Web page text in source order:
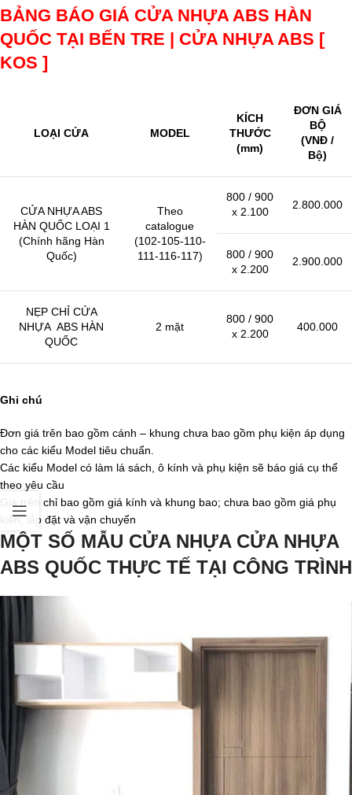
BẢNG BÁO GIÁ CỬA NHỰA ABS HÀN
QUỐC TẠI BẾN TRE | CỬA NHỰA ABS [
KOS ]
LOẠI CỬA MODEL
KÍCH
THƯỚC
(mm)
ĐƠN GIÁ
BỘ
(VNĐ /
Bộ)
CỬA NHỰA ABS
HÀN QUỐC LOẠI 1
(Chính hãng Hàn
Quốc)
Theo
catalogue
(102-105-110-
111-116-117)
800 / 900
x 2.100
2.800.000
800 / 900
x 2.200
2.900.000
NẸP CHỈ CỬA
NHỰA ABS HÀN
QUỐC
2 mặt
800 / 900
x 2.200
400.000
Ghi chú
Đơn giá trên bao gồm cánh – khung chưa bao gồm phụ kiện áp dụng
cho các kiểu Model tiêu chuẩn.
Các kiểu Model có làm lá sách, ô kính và phụ kiện sẽ báo giá cụ thể
theo yêu cầu
Giá trên chỉ bao gồm giá kính và khung bao; chưa bao gồm giá phụ
kiện, lắp đặt và vận chuyển
MỘT SỐ MẪU CỬA NHỰA CỬA NHỰA
ABS QUỐC THỰC TẾ TẠI CÔNG TRÌNH